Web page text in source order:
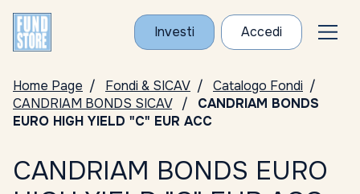
Investi Accedi
Home Page Fondi & SICAV
Catalogo Fondi
CANDRIAM BONDS SICAV
CANDRIAM BONDS
EURO HIGH YIELD "C" EUR ACC
CANDRIAM BONDS EURO